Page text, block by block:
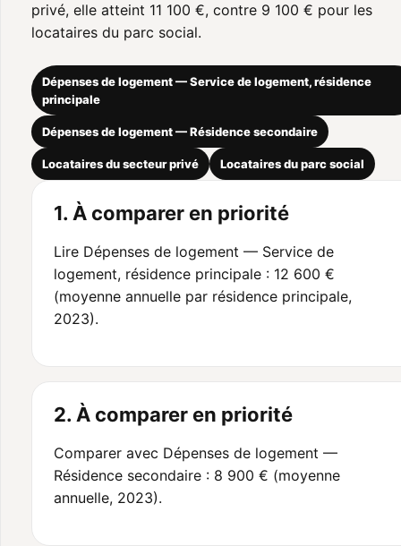
privé, elle atteint 11 100 €, contre 9 100 € pour les
locataires du parc social.
Dépenses de logement — Service de logement, résidence
principale
Dépenses de logement — Résidence secondaire
Locataires du secteur privé Locataires du parc social
1. À comparer en priorité
Lire Dépenses de logement — Service de
logement, résidence principale : 12 600 €
(moyenne annuelle par résidence principale,
2023).
2. À comparer en priorité
Comparer avec Dépenses de logement —
Résidence secondaire : 8 900 € (moyenne
annuelle, 2023).